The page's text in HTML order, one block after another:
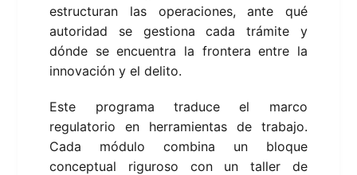
estructuran las operaciones, ante qué
autoridad se gestiona cada trámite y
dónde se encuentra la frontera entre la
innovación y el delito.
Este programa traduce el marco
regulatorio en herramientas de trabajo.
Cada módulo combina un bloque
conceptual riguroso con un taller de